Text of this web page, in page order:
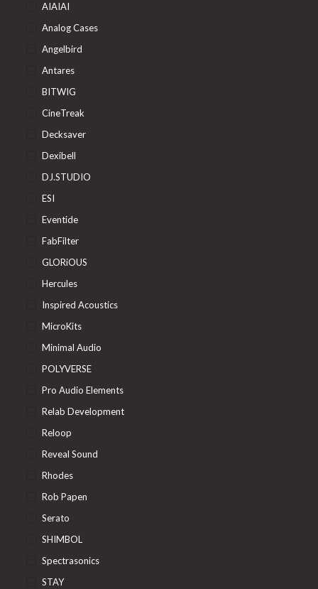
AIAIAI
Analog Cases
Angelbird
Antares
BITWIG
CineTreak
Decksaver
Dexibell
DJ.STUDIO
ESI
Eventide
FabFilter
GLORiOUS
Hercules
Inspired Acoustics
MicroKits
Minimal Audio
POLYVERSE
Pro Audio Elements
Relab Development
Reloop
Reveal Sound
Rhodes
Rob Papen
Serato
SHIMBOL
Spectrasonics
STAY